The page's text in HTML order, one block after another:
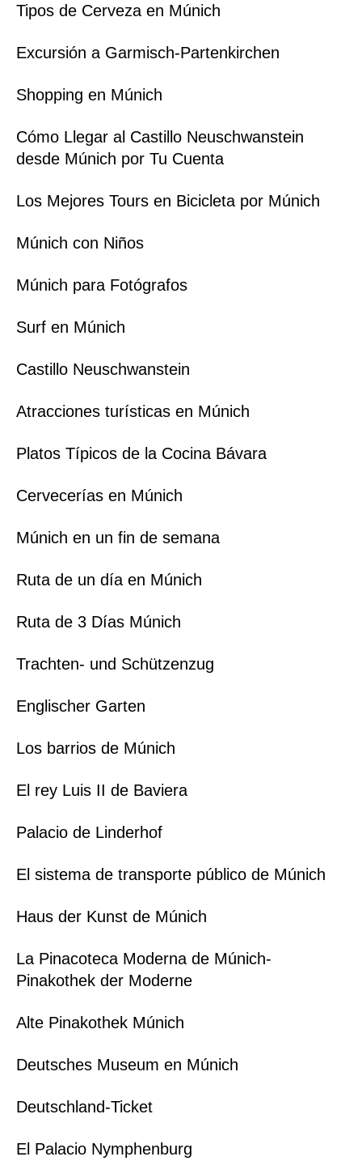
Tipos de Cerveza en Múnich
Excursión a Garmisch-Partenkirchen
Shopping en Múnich
Cómo Llegar al Castillo Neuschwanstein
desde Múnich por Tu Cuenta
Los Mejores Tours en Bicicleta por Múnich
Múnich con Niños
Múnich para Fotógrafos
Surf en Múnich
Castillo Neuschwanstein
Atracciones turísticas en Múnich
Platos Típicos de la Cocina Bávara
Cervecerías en Múnich
Múnich en un fin de semana
Ruta de un día en Múnich
Ruta de 3 Días Múnich
Trachten- und Schützenzug
Englischer Garten
Los barrios de Múnich
El rey Luis II de Baviera
Palacio de Linderhof
El sistema de transporte público de Múnich
Haus der Kunst de Múnich
La Pinacoteca Moderna de Múnich-
Pinakothek der Moderne
Alte Pinakothek Múnich
Deutsches Museum en Múnich
Deutschland-Ticket
El Palacio Nymphenburg